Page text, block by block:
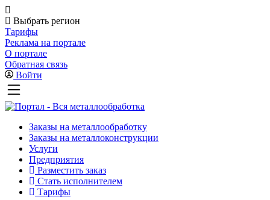
Выбрать регион
Тарифы
Реклама на портале
О портале
Обратная связь
Войти
Заказы на металлообработку
Заказы на металлоконструкции
Услуги
Предприятия
Разместить заказ
Стать исполнителем
Тарифы